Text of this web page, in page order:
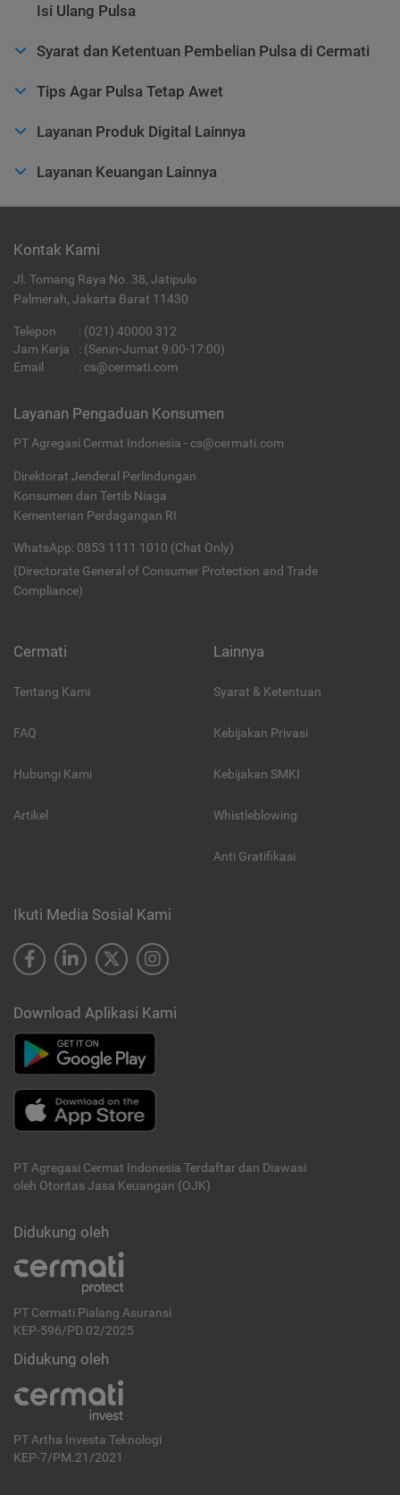
Isi Ulang Pulsa
Syarat dan Ketentuan Pembelian Pulsa di Cermati
Tips Agar Pulsa Tetap Awet
Layanan Produk Digital Lainnya
Layanan Keuangan Lainnya
Kontak Kami
Jl. Tomang Raya No. 38, Jatipulo
Palmerah, Jakarta Barat 11430
Telepon : (021) 40000 312
Jam Kerja
: (Senin-Jumat 9:00-17:00)
Email
: cs@cermati.com
Layanan Pengaduan Konsumen
PT Agregasi Cermat Indonesia - cs@cermati.com
Direktorat Jenderal Perlindungan
Konsumen dan Tertib Niaga
Kementerian Perdagangan RI
WhatsApp: 0853 1111 1010 (Chat Only)
(Directorate General of Consumer Protection and Trade
Compliance)
Cermati
Tentang Kami
FAQ
Hubungi Kami
Artikel
Lainnya
Syarat & Ketentuan
Kebijakan Privasi
Kebijakan SMKI
Whistleblowing
Anti Gratifikasi
Ikuti Media Sosial Kami
Download Aplikasi Kami
PT Agregasi Cermat Indonesia Terdaftar dan Diawasi
oleh Otoritas Jasa Keuangan (OJK)
Didukung oleh
PT Cermati Pialang Asuransi
KEP-596/PD.02/2025
Didukung oleh
PT Artha Investa Teknologi
KEP-7/PM.21/2021